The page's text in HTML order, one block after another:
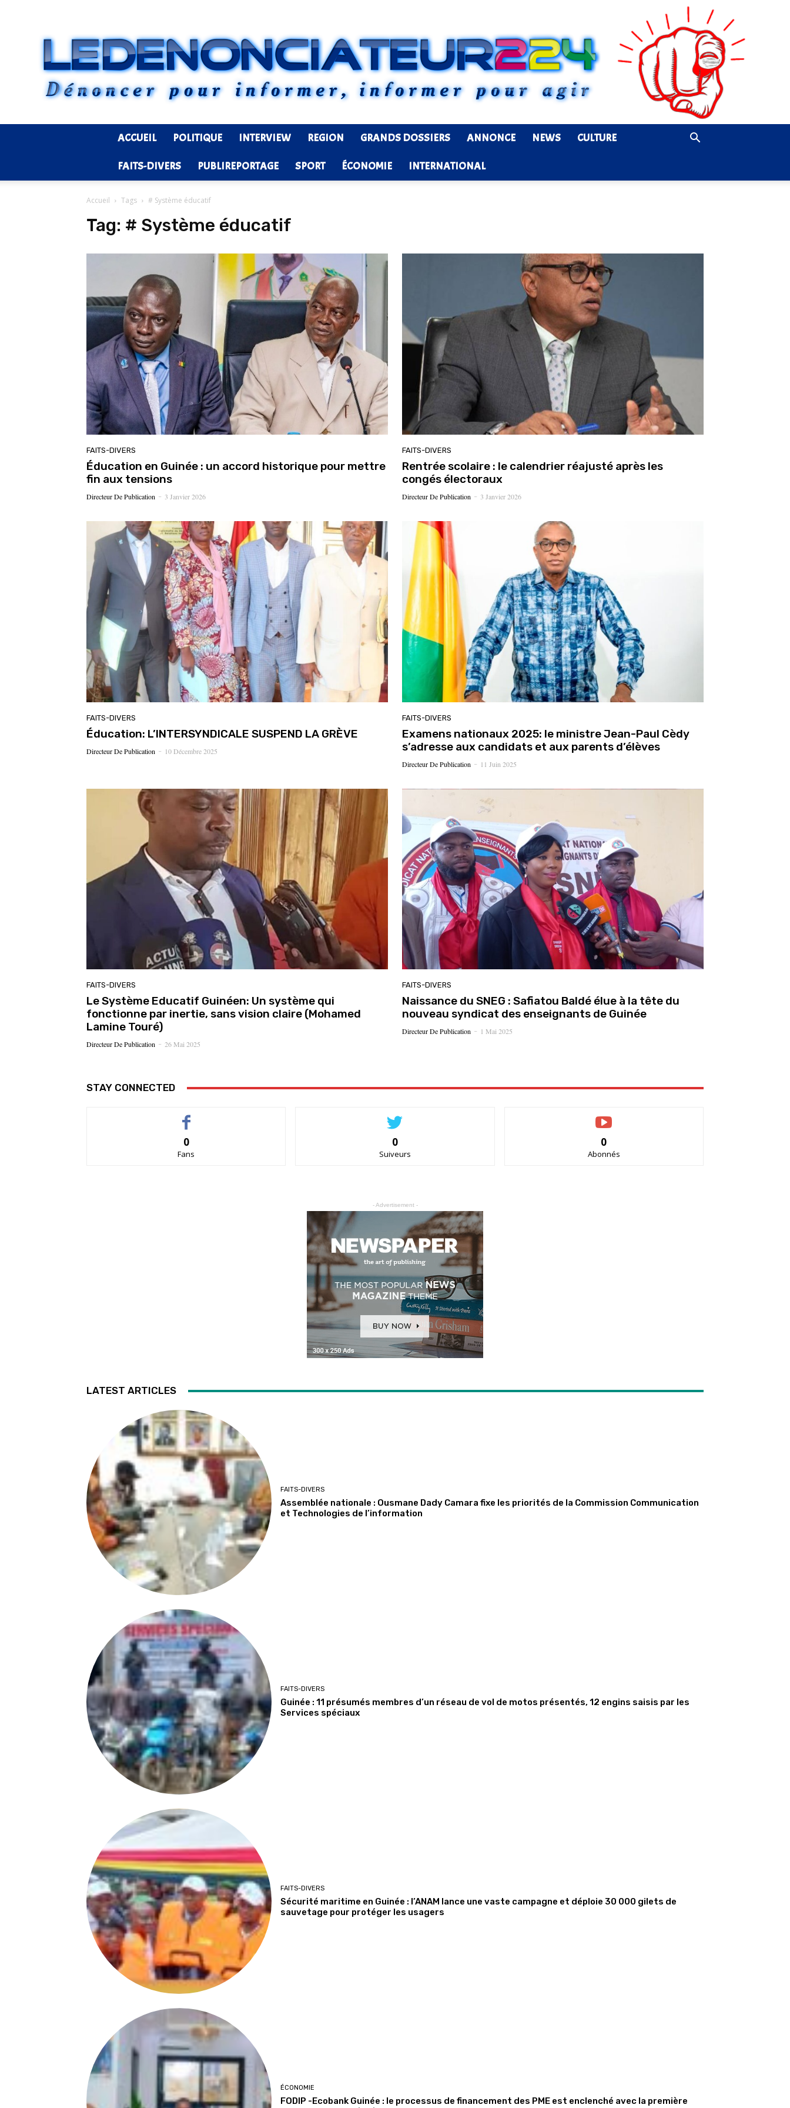
Ledenonciateur224
ACCUEIL POLITIQUE INTERVIEW REGION GRANDS DOSSIERS ANNONCE NEWS CULTURE
FAITS-DIVERS PUBLIREPORTAGE SPORT ÉCONOMIE INTERNATIONAL
Accueil Tags # Système éducatif
Tag: # Système éducatif
FAITS-DIVERS
Éducation en Guinée : un accord historique pour mettre
fin aux tensions
Directeur De Publication - 3 Janvier 2026
FAITS-DIVERS
Rentrée scolaire : le calendrier réajusté après les
congés électoraux
Directeur De Publication - 3 Janvier 2026
FAITS-DIVERS
Éducation: L’INTERSYNDICALE SUSPEND LA GRÈVE
Directeur De Publication - 10 Décembre 2025
FAITS-DIVERS
Examens nationaux 2025: le ministre Jean-Paul Cèdy
s’adresse aux candidats et aux parents d’élèves
Directeur De Publication - 11 Juin 2025
FAITS-DIVERS
Le Système Educatif Guinéen: Un système qui
fonctionne par inertie, sans vision claire (Mohamed
Lamine Touré)
Directeur De Publication - 26 Mai 2025
FAITS-DIVERS
Naissance du SNEG : Safiatou Baldé élue à la tête du
nouveau syndicat des enseignants de Guinée
Directeur De Publication - 1 Mai 2025
STAY CONNECTED
0
Fans
0
Suiveurs
0
Abonnés
- Advertisement -
LATEST ARTICLES
FAITS-DIVERS
Assemblée nationale : Ousmane Dady Camara fixe les priorités de la Commission Communication
et Technologies de l’information
FAITS-DIVERS
Guinée : 11 présumés membres d’un réseau de vol de motos présentés, 12 engins saisis par les
Services spéciaux
FAITS-DIVERS
Sécurité maritime en Guinée : l’ANAM lance une vaste campagne et déploie 30 000 gilets de
sauvetage pour protéger les usagers
ÉCONOMIE
FODIP -Ecobank Guinée : le processus de financement des PME est enclenché avec la première